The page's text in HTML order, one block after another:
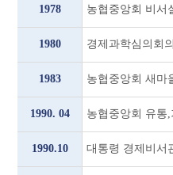
1978 농협중앙회 비서
1980 경제과학심의회
1983 농협중앙회 새마
1990. 04 농협중앙회 유통
1990.10 대통령 경제비서